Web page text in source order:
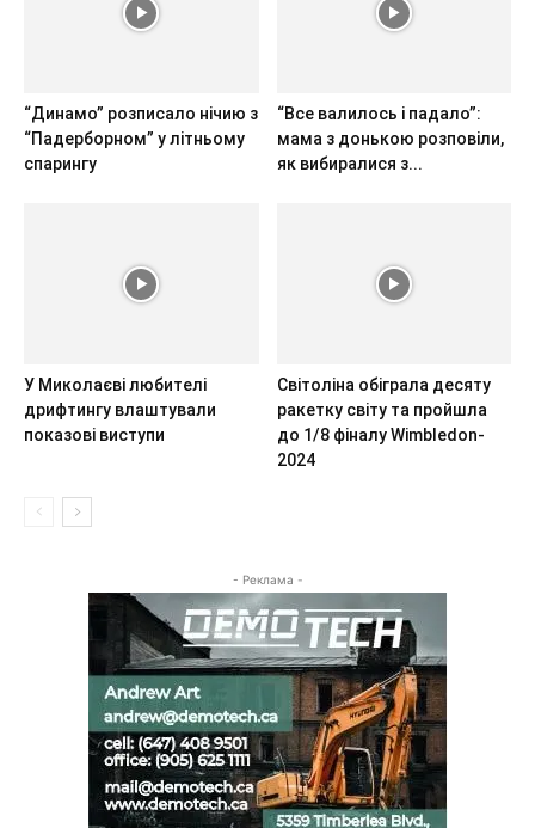
“Динамо” розписало нічию з
“Падерборном” у літньому
спарингу
“Все валилось і падало”:
мама з донькою розповіли,
як вибиралися з...
У Миколаєві любителі
дрифтингу влаштували
показові виступи
Світоліна обіграла десяту
ракетку світу та пройшла
до 1/8 фіналу Wimbledon-
2024
- Реклама -